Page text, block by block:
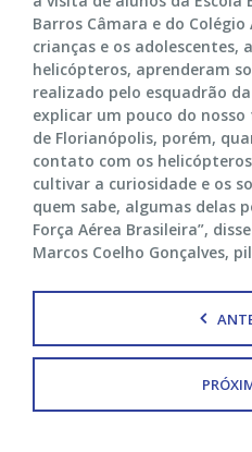
Barros Câmara e do Colégio
crianças e os adolescentes,
helicópteros, aprenderam
realizado pelo esquadrão
explicar um pouco do
de Florianópolis, porém,
contato com os
cultivar a curiosidade e os
quem sabe, algumas delas
Força Aérea Brasileira”,
Marcos Coelho Gonçalves,